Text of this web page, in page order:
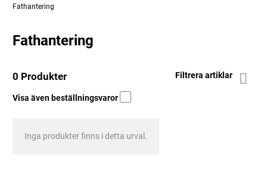
Fathantering
Fathantering
0 Produkter Filtrera artiklar
Visa även beställningsvaror
Inga produkter finns i detta urval.